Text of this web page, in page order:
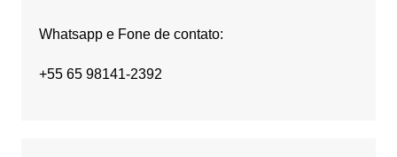
Whatsapp e Fone de contato:
+55 65 98141-2392